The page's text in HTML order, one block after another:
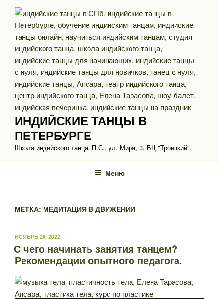
Перейти
содержимому
ИНДИЙСКИЕ ТАНЦЫ В
ПЕТЕРБУРГЕ
Школа индийского танца. П.С., ул. Мира, 3, БЦ "Троицкий".
Меню
МЕТКА: МЕДИТАЦИЯ В ДВИЖЕНИИ
ОПУБЛИКОВАНО
НОЯБРЬ 20, 2022
С чего начинать занятия танцем?
Рекомендации опытного педагога.